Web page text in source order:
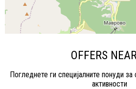
OFFERS
Погледнете ги специјалните понуди
активности